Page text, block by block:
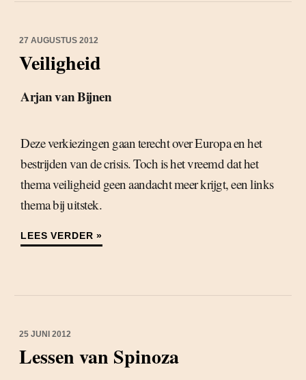
27 AUGUSTUS 2012
Veiligheid
Arjan van Bijnen
Deze verkiezingen gaan terecht over Europa en het
bestrijden van de crisis. Toch is het vreemd dat het
thema veiligheid geen aandacht meer krijgt, een links
thema bij uitstek.
LEES VERDER »
25 JUNI 2012
Lessen van Spinoza